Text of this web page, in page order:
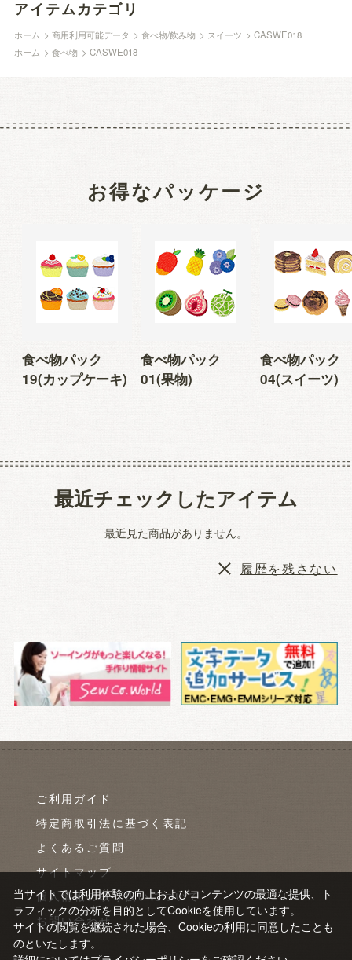
アイテムカテゴリ
ホーム >商用利用可能データ >食べ物/飲み物 > スイーツ >CASWE018
ホーム >食べ物 >CASWE018
お得なパッケージ
食べ物パック
19(カップケーキ)
食べ物パック
01(果物)
食べ物パック
04(スイーツ)
最近チェックしたアイテム
最近見た商品がありません。
履歴を残さない
ご利用ガイド
特定商取引法に基づく表記
よくあるご質問
サイトマップ
個人情報の取り扱いについて
お問い合わせ
当サイトでは利用体験の向上およびコンテンツの最適な提供、ト
ラフィックの分析を目的としてCookieを使用しています。
サイトの閲覧を継続された場合、Cookieの利用に同意したことも
のといたします。